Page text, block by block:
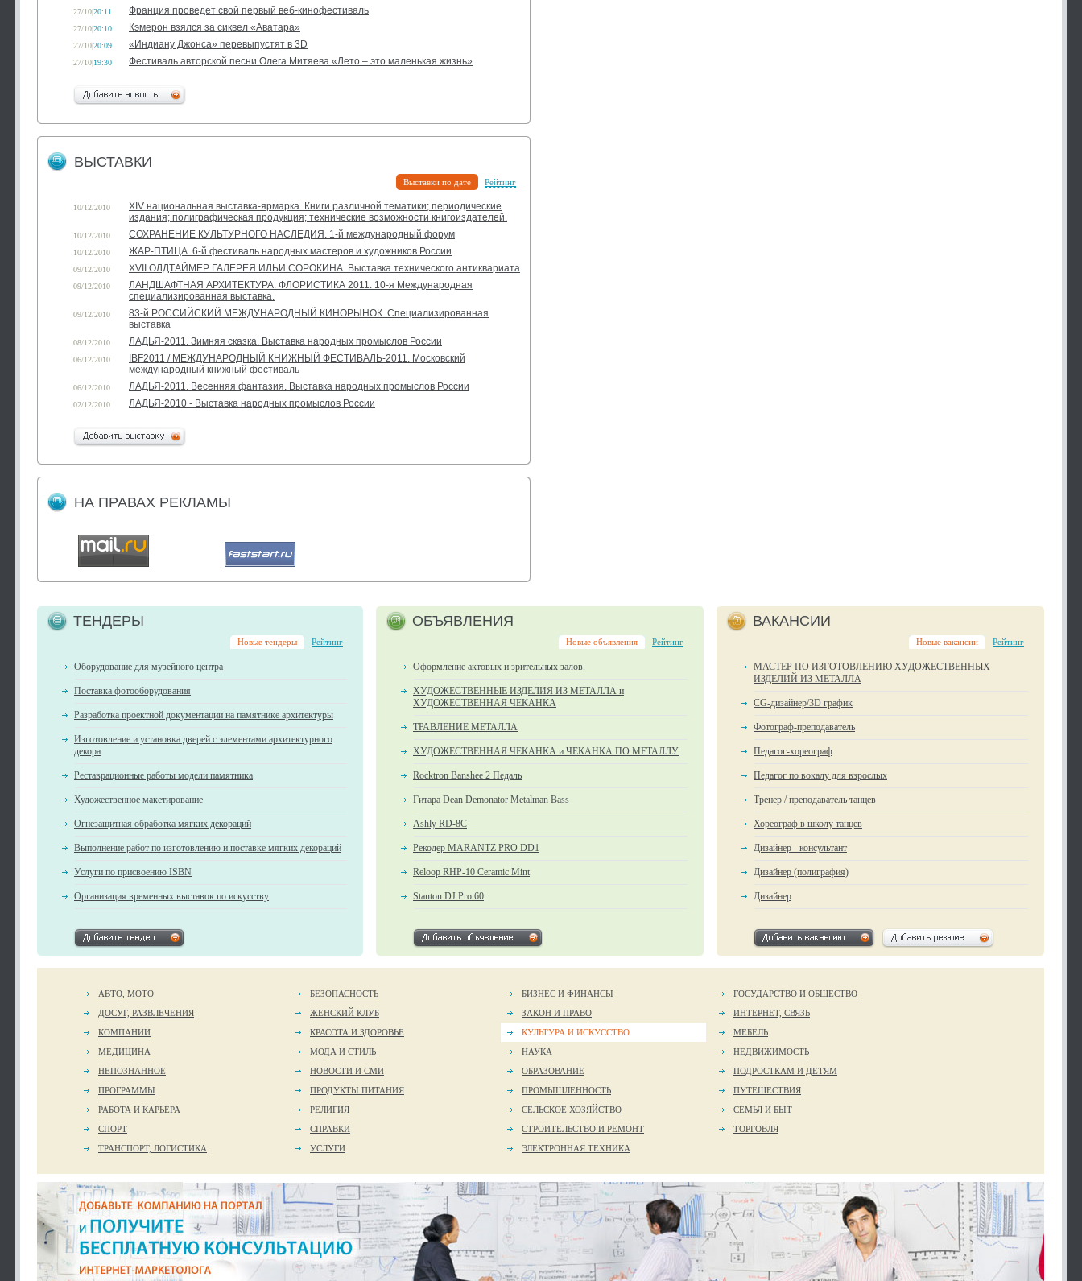
27/10|20:11 Франция проведет свой первый веб-кинофестиваль
27/10|20:10 Кэмерон взялся за сиквел «Аватара»
27/10|20:09 «Индиану Джонса» перевыпустят в 3D
27/10|19:30 Фестиваль авторской песни Олега Митяева «Лето – это маленькая жизнь»
ВЫСТАВКИ
Выставки по дате Рейтинг
10/12/2010
XIV национальная выставка-ярмарка. Книги различной тематики; периодические
издания; полиграфическая продукция; технические возможности книгоиздателей.
10/12/2010 СОХРАНЕНИЕ КУЛЬТУРНОГО НАСЛЕДИЯ. 1-й международный форум
10/12/2010 ЖАР-ПТИЦА. 6-й фестиваль народных мастеров и художников России
09/12/2010 XVII ОЛДТАЙМЕР ГАЛЕРЕЯ ИЛЬИ СОРОКИНА. Выставка технического антиквариата
09/12/2010
ЛАНДШАФТНАЯ АРХИТЕКТУРА. ФЛОРИСТИКА 2011. 10-я Международная
специализированная выставка.
09/12/2010
83-й РОССИЙСКИЙ МЕЖДУНАРОДНЫЙ КИНОРЫНОК. Специализированная
выставка
08/12/2010 ЛАДЬЯ-2011. Зимняя сказка. Выставка народных промыслов России
06/12/2010
IBF2011 / МЕЖДУНАРОДНЫЙ КНИЖНЫЙ ФЕСТИВАЛЬ-2011. Московский
международный книжный фестиваль
06/12/2010 ЛАДЬЯ-2011. Весенняя фантазия. Выставка народных промыслов России
02/12/2010 ЛАДЬЯ-2010 - Выставка народных промыслов России
НА ПРАВАХ РЕКЛАМЫ
ТЕНДЕРЫ
Новые тендеры Рейтинг
Оборудование для музейного центра
Поставка фотооборудования
Разработка проектной документации на памятнике архитектуры
Изготовление и установка дверей с элементами архитектурного
декора
Реставрационные работы модели памятника
Художественное макетирование
Огнезащитная обработка мягких декораций
Выполнение работ по изготовлению и поставке мягких декораций
Услуги по присвоению ISBN
Организация временных выставок по искусству
ОБЪЯВЛЕНИЯ
Новые объявления Рейтинг
Оформление актовых и зрительных залов.
ХУДОЖЕСТВЕННЫЕ ИЗДЕЛИЯ ИЗ МЕТАЛЛА и
ХУДОЖЕСТВЕННАЯ ЧЕКАНКА
ТРАВЛЕНИЕ МЕТАЛЛА
ХУДОЖЕСТВЕННАЯ ЧЕКАНКА и ЧЕКАНКА ПО МЕТАЛЛУ
Rocktron Banshee 2 Педаль
Гитара Dean Demonator Metalman Bass
Ashly RD-8C
Рекодер MARANTZ PRO DD1
Reloop RHP-10 Ceramic Mint
Stanton DJ Pro 60
ВАКАНСИИ
Новые вакансии Рейтинг
МАСТЕР ПО ИЗГОТОВЛЕНИЮ ХУДОЖЕСТВЕННЫХ
ИЗДЕЛИЙ ИЗ МЕТАЛЛА
CG-дизайнер/3D график
Фотограф-преподаватель
Педагог-хореограф
Педагог по вокалу для взрослых
Тренер / преподаватель танцев
Хореограф в школу танцев
Дизайнер - консультант
Дизайнер (полиграфия)
Дизайнер
АВТО, МОТО БЕЗОПАСНОСТЬ БИЗНЕС И ФИНАНСЫ
ГОСУДАРСТВО И ОБЩЕСТВО
ДОСУГ, РАЗВЛЕЧЕНИЯ
ЖЕНСКИЙ КЛУБ ЗАКОН И ПРАВО
ИНТЕРНЕТ, СВЯЗЬ
КОМПАНИИ
КРАСОТА И ЗДОРОВЬЕ КУЛЬТУРА И ИСКУССТВО
МЕБЕЛЬ
МЕДИЦИНА
МОДА И СТИЛЬ НАУКА
НЕДВИЖИМОСТЬ
НЕПОЗНАННОЕ
НОВОСТИ И СМИ ОБРАЗОВАНИЕ
ПОДРОСТКАМ И ДЕТЯМ
ПРОГРАММЫ
ПРОДУКТЫ ПИТАНИЯ ПРОМЫШЛЕННОСТЬ
ПУТЕШЕСТВИЯ
РАБОТА И КАРЬЕРА
РЕЛИГИЯ СЕЛЬСКОЕ ХОЗЯЙСТВО
СЕМЬЯ И БЫТ
СПОРТ
СПРАВКИ СТРОИТЕЛЬСТВО И РЕМОНТ
ТОРГОВЛЯ
ТРАНСПОРТ, ЛОГИСТИКА
УСЛУГИ ЭЛЕКТРОННАЯ ТЕХНИКА